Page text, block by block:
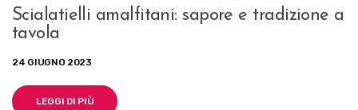
Scialatielli amalfitani: sapore e tradizione a
tavola
24 GIUGNO 2023
LEGGI DI PIÙ